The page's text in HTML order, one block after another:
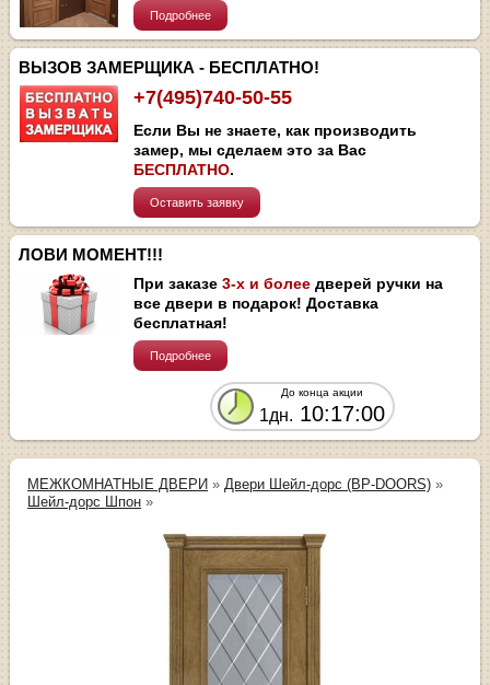
Подробнее
ВЫЗОВ ЗАМЕРЩИКА - БЕСПЛАТНО!
+7(495)740-50-55
Если Вы не знаете, как производить
замер, мы сделаем это за Вас
БЕСПЛАТНО.
Оставить заявку
ЛОВИ МОМЕНТ!!!
При заказе3-х и более дверей ручки на
все двери в подарок! Доставка
бесплатная!
Подробнее
До конца акции
1дн. 10:17:00
МЕЖКОМНАТНЫЕ ДВЕРИ » Двери Шейл-дорс (BP-DOORS) »
Шейл-дорс Шпон »